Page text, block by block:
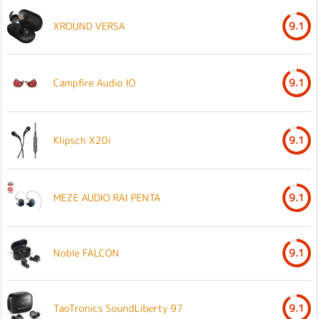
XROUND VERSA 9.1
Campfire Audio IO 9.1
Klipsch X20i 9.1
MEZE AUDIO RAI PENTA 9.1
Noble FALCON 9.1
TaoTronics SoundLiberty 97 9.1